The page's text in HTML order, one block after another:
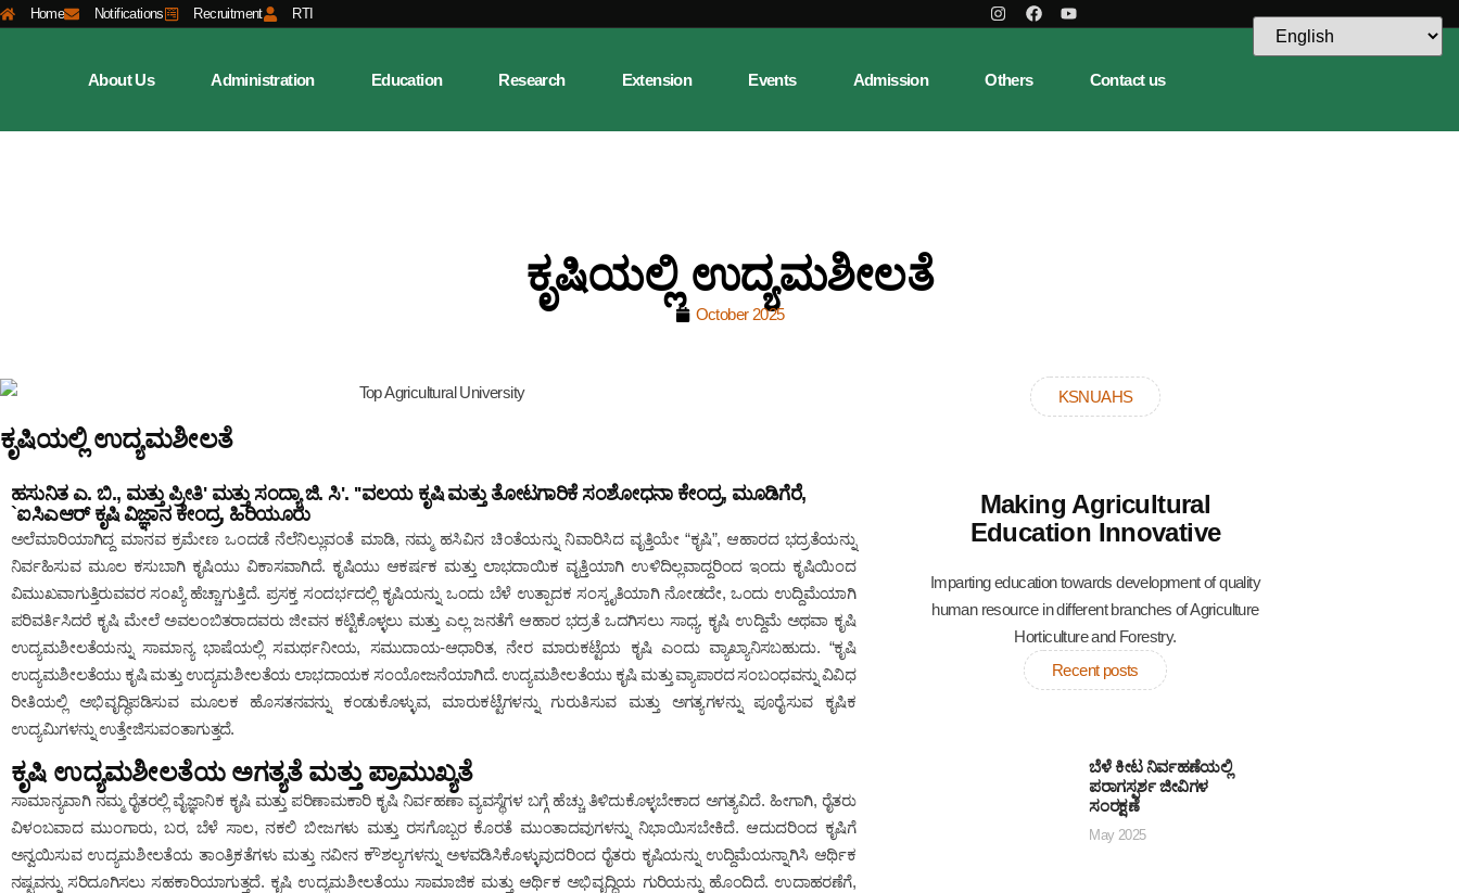
Home Notifications Recruitment RTI
About Us Administration Education Research Extension Events Admission Others Contact us
ಕೃಷಿಯಲ್ಲಿ ಉದ್ಯಮಶೀಲತೆ
October 2025
ಕೃಷಿಯಲ್ಲಿ ಉದ್ಯಮಶೀಲತೆ
ಹಸುನಿತ ಎ. ಬಿ., ಮತ್ತು ಪ್ರೀತಿ' ಮತ್ತು ಸಂದ್ಯಾ ಜಿ. ಸಿ'. ''ವಲಯ ಕೃಷಿ ಮತ್ತು ತೋಟಗಾರಿಕೆ ಸಂಶೋಧನಾ ಕೇಂದ್ರ, ಮೂಡಿಗೆರೆ,
`ಐಸಿಎಆರ್ ಕೃಷಿ ವಿಜ್ಞಾನ ಕೇಂದ್ರ, ಹಿರಿಯೂರು
ಅಲೆಮಾರಿಯಾಗಿದ್ದ ಮಾನವ ಕ್ರಮೇಣ ಒಂದಡೆ ನೆಲೆನಿಲ್ಲುವಂತೆ ಮಾಡಿ, ನಮ್ಮ ಹಸಿವಿನ ಚಿಂತೆಯನ್ನು ನಿವಾರಿಸಿದ ವೃತ್ತಿಯೇ “ಕೃಷಿ”, ಆಹಾರದ ಭದ್ರತೆಯನ್ನು
ನಿರ್ವಹಿಸುವ ಮೂಲ ಕಸುಬಾಗಿ ಕೃಷಿಯು ವಿಕಾಸವಾಗಿದೆ. ಕೃಷಿಯು ಆಕರ್ಷಕ ಮತ್ತು ಲಾಭದಾಯಿಕ ವೃತ್ತಿಯಾಗಿ ಉಳಿದಿಲ್ಲವಾದ್ದರಿಂದ ಇಂದು ಕೃಷಿಯಿಂದ
ವಿಮುಖವಾಗುತ್ತಿರುವವರ ಸಂಖ್ಯೆ ಹೆಚ್ಚಾಗುತ್ತಿದೆ. ಪ್ರಸಕ್ತ ಸಂದರ್ಭದಲ್ಲಿ ಕೃಷಿಯನ್ನು ಒಂದು ಬೆಳೆ ಉತ್ಪಾದಕ ಸಂಸ್ಕೃತಿಯಾಗಿ ನೋಡದೇ, ಒಂದು ಉದ್ದಿಮೆಯಾಗಿ
ಪರಿವರ್ತಿಸಿದರೆ ಕೃಷಿ ಮೇಲೆ ಅವಲಂಬಿತರಾದವರು ಜೀವನ ಕಟ್ಟಿಕೊಳ್ಳಲು ಮತ್ತು ಎಲ್ಲ ಜನತೆಗೆ ಆಹಾರ ಭದ್ರತೆ ಒದಗಿಸಲು ಸಾಧ್ಯ. ಕೃಷಿ ಉದ್ದಿಮೆ ಅಥವಾ ಕೃಷಿ
ಉದ್ಯಮಶೀಲತೆಯನ್ನು ಸಾಮಾನ್ಯ ಭಾಷೆಯಲ್ಲಿ ಸಮರ್ಥನೀಯ, ಸಮುದಾಯ-ಆಧಾರಿತ, ನೇರ ಮಾರುಕಟ್ಟೆಯ ಕೃಷಿ ಎಂದು ವ್ಯಾಖ್ಯಾನಿಸಬಹುದು. “ಕೃಷಿ
ಉದ್ಯಮಶೀಲತೆಯು ಕೃಷಿ ಮತ್ತು ಉದ್ಯಮಶೀಲತೆಯ ಲಾಭದಾಯಕ ಸಂಯೋಜನೆಯಾಗಿದೆ. ಉದ್ಯಮಶೀಲತೆಯು ಕೃಷಿ ಮತ್ತು ವ್ಯಾಪಾರದ ಸಂಬಂಧವನ್ನು ವಿವಿಧ
ರೀತಿಯಲ್ಲಿ ಅಭಿವೃದ್ಧಿಪಡಿಸುವ ಮೂಲಕ ಹೊಸತನವನ್ನು ಕಂಡುಕೊಳ್ಳುವ, ಮಾರುಕಟ್ಟೆಗಳನ್ನು ಗುರುತಿಸುವ ಮತ್ತು ಅಗತ್ಯಗಳನ್ನು ಪೂರೈಸುವ ಕೃಷಿಕ
ಉದ್ಯಮಿಗಳನ್ನು ಉತ್ತೇಜಿಸುವಂತಾಗುತ್ತದೆ.
ಕೃಷಿ ಉದ್ಯಮಶೀಲತೆಯ ಅಗತ್ಯತೆ ಮತ್ತು ಪ್ರಾಮುಖ್ಯತೆ
ಸಾಮಾನ್ಯವಾಗಿ ನಮ್ಮ ರೈತರಲ್ಲಿ ವೈಜ್ಞಾನಿಕ ಕೃಷಿ ಮತ್ತು ಪರಿಣಾಮಕಾರಿ ಕೃಷಿ ನಿರ್ವಹಣಾ ವ್ಯವಸ್ಥೆಗಳ ಬಗ್ಗೆ ಹೆಚ್ಚು ತಿಳಿದುಕೊಳ್ಳಬೇಕಾದ ಅಗತ್ಯವಿದೆ. ಹೀಗಾಗಿ, ರೈತರು
ವಿಳಂಬವಾದ ಮುಂಗಾರು, ಬರ, ಬೆಳೆ ಸಾಲ, ನಕಲಿ ಬೀಜಗಳು ಮತ್ತು ರಸಗೊಬ್ಬರ ಕೊರತೆ ಮುಂತಾದವುಗಳನ್ನು ನಿಭಾಯಿಸಬೇಕಿದೆ. ಆದುದರಿಂದ ಕೃಷಿಗೆ
ಅನ್ವಯಿಸುವ ಉದ್ಯಮಶೀಲತೆಯ ತಾಂತ್ರಿಕತೆಗಳು ಮತ್ತು ನವೀನ ಕೌಶಲ್ಯಗಳನ್ನು ಅಳವಡಿಸಿಕೊಳ್ಳುವುದರಿಂದ ರೈತರು ಕೃಷಿಯನ್ನು ಉದ್ದಿಮೆಯನ್ನಾಗಿಸಿ ಆರ್ಥಿಕ
ನಷ್ಟವನ್ನು ಸರಿದೂಗಿಸಲು ಸಹಕಾರಿಯಾಗುತ್ತದೆ. ಕೃಷಿ ಉದ್ಯಮಶೀಲತೆಯು ಸಾಮಾಜಿಕ ಮತ್ತು ಆರ್ಥಿಕ ಅಭಿವೃದ್ಧಿಯ ಗುರಿಯನ್ನು ಹೊಂದಿದೆ. ಉದಾಹರಣೆಗೆ,
KSNUAHS
Making Agricultural
Education Innovative
Imparting education towards development of quality
human resource in different branches of Agriculture
Horticulture and Forestry.
Recent posts
ಬೆಳೆ ಕೀಟ ನಿರ್ವಹಣೆಯಲ್ಲಿ
ಪರಾಗಸ್ಪರ್ಶ ಜೀವಿಗಳ
ಸಂರಕ್ಷಣೆ
May 2025